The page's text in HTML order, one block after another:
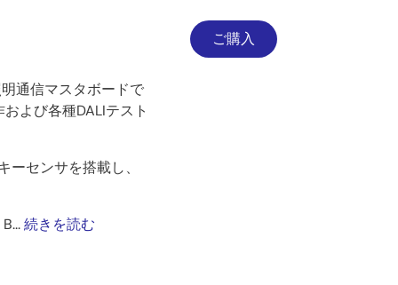
通信マスタボードで
よび各種DALIテスト
センサを搭載し、
続きを読む
ご購入